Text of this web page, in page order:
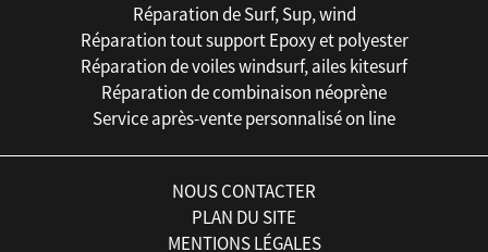
Réparation de Surf, Sup, wind
Réparation tout support Epoxy et polyester
Réparation de voiles windsurf, ailes kitesurf
Réparation de combinaison néoprène
Service après-vente personnalisé on line
NOUS CONTACTER
PLAN DU SITE
MENTIONS LÉGALES